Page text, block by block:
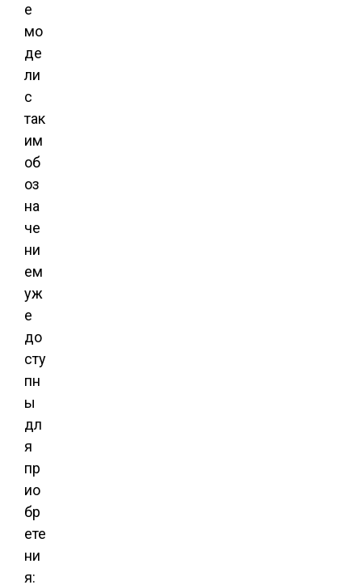
е
мо
де
ли
с
так
им
об
оз
на
че
ни
ем
уж
е
до
сту
пн
ы
дл
я
пр
ио
бр
ете
ни
я: